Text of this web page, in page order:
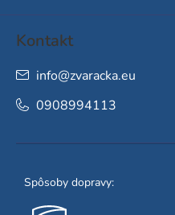
Kontakt
info@zvaracka.eu
0908994113
Spôsoby dopravy: